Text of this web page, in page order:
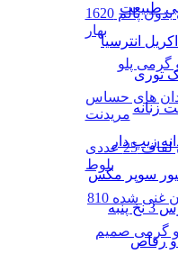
روغن سرخ کردنی بدون پالم 1620g
بهار
های حساس
مریدنت
چای کیسه ای بدون لفاف 25 عددی
بلوط
انترسیا
توری
زنانه
زیپ دار
سوپر مکس
رقاص